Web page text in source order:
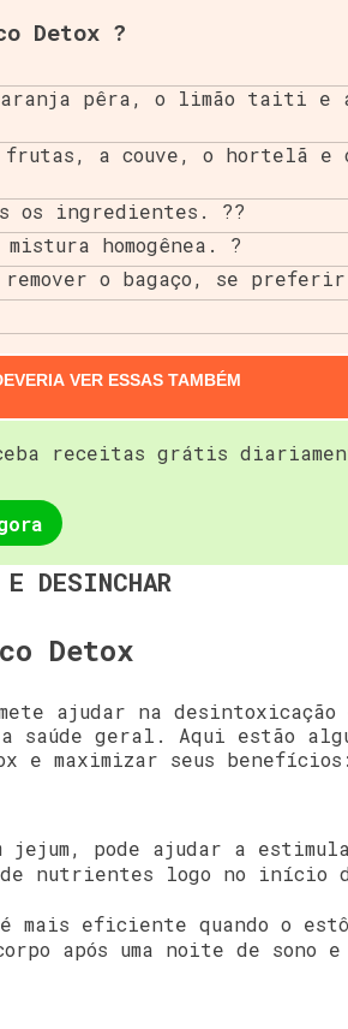
Detox ?
laranja pêra, o limão taiti e
a couve, o hortelã e
os ingredientes. ??
homogênea. ?
remover o bagaço, se
VER ESSAS TAMBÉM
receitas grátis
DESINCHAR
Detox
ajudar na desintoxicação
saúde geral. Aqui estão
e maximizar seus benefícios:
jejum, pode ajudar a
de nutrientes logo no início
mais eficiente quando o
após uma noite de sono